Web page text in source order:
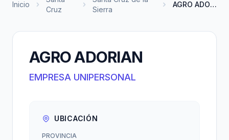
Inicio
Cruz
Sierra
AGRO ADORIAN
AGRO ADORIAN
EMPRESA UNIPERSONAL
UBICACIÓN
PROVINCIA